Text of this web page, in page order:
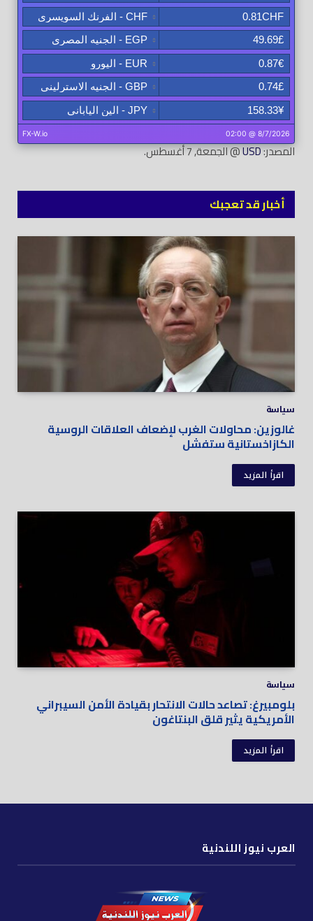
المصدر:USD@ الجمعة, 7 أغسطس.
أخبار قد تعجبك
سياسة
غالوزين: محاولات الغرب لإضعاف العلاقات الروسية
الكازاخستانية ستفشل
اقرأ المزيد
سياسة
بلومبيرغ: تصاعد حالات الانتحار بقيادة الأمن السيبراني
الأمريكية يثير قلق البنتاغون
اقرأ المزيد
العرب نيوز اللندنية